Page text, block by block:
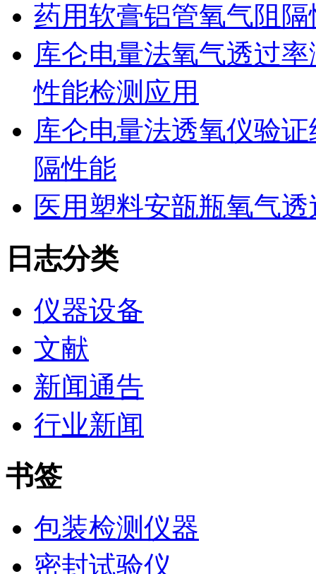
药用软膏铝管氧气阻
库仑电量法氧气透过
性能检测应用
库仑电量法透氧仪验
隔性能
医用塑料安瓿瓶氧气
日志分类
仪器设备
文献
新闻通告
行业新闻
书签
包装检测仪器
密封试验仪